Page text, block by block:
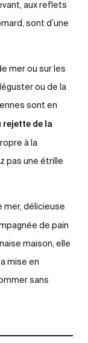
aux reflets
sont d’une
mer ou sur les
ou de la
sont en
rejette de la
à la
pas une étrille
mer, délicieuse
de pain
maison, elle
mise en
sans